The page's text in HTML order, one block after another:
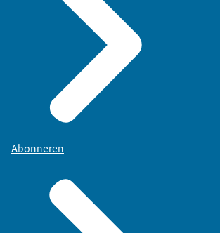
Abonneren